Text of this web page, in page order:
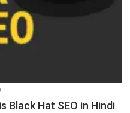
Black Hat SEO in Hindi